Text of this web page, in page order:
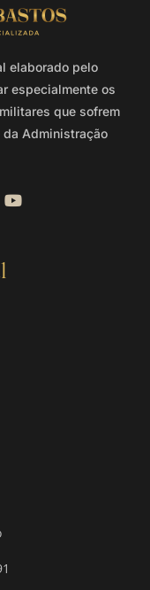
elaborado pelo
especialmente os
que sofrem
Administração